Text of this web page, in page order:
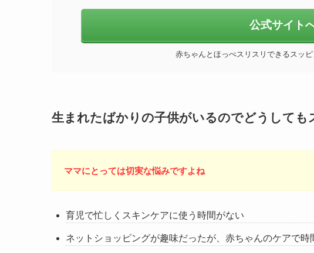
公式サイト
赤ちゃんとほっぺスリスリできるスッ
生まれたばかりの子供がいるのでどうしても
ママにとっては切実な悩みですよね
育児で忙しくスキンケアに使う時間がない
ネットショッピングが趣味だったが、赤ちゃんのケアで